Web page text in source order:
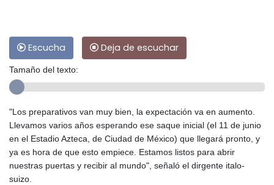
Escucha Deja de escuchar
Tamaño del texto:
"Los preparativos van muy bien, la expectación va en aumento.
Llevamos varios años esperando ese saque inicial (el 11 de junio
en el Estadio Azteca, de Ciudad de México) que llegará pronto, y
ya es hora de que esto empiece. Estamos listos para abrir
nuestras puertas y recibir al mundo", señaló el dirgente italo-
suizo.